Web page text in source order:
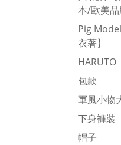
本/歐美品
Pig
衣著】
HARUTO
包款
軍風小物
下身褲裝
帽子